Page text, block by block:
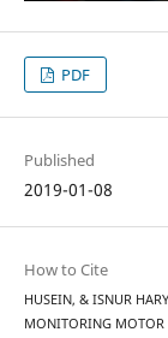
PDF
Published
2019-01-08
How to Cite
HUSEIN, & ISNUR
MONITORING MOTOR